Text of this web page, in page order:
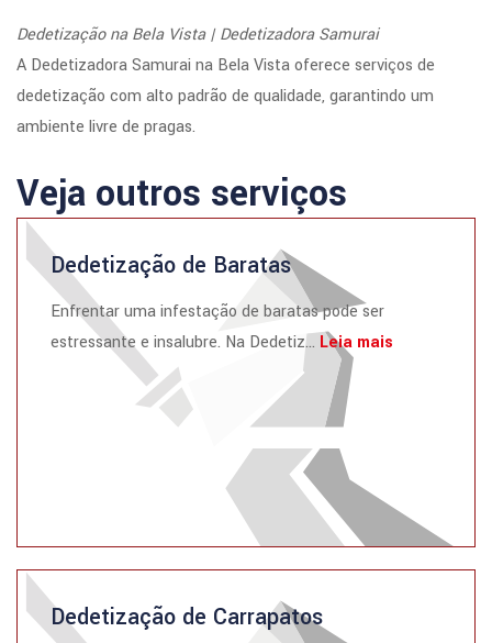
Dedetização na Bela Vista | Dedetizadora Samurai
A Dedetizadora Samurai na Bela Vista oferece serviços de
dedetização com alto padrão de qualidade, garantindo um
ambiente livre de pragas.
Veja outros serviços
Dedetização de Baratas
Enfrentar uma infestação de baratas pode ser
estressante e insalubre. Na Dedetiz... Leia mais
Dedetização de Carrapatos